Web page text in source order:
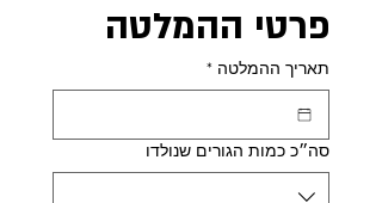
פרטי ההמלטה
תאריך ההמלטה *
סה״כ כמות הגורים שנולדו